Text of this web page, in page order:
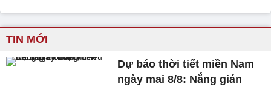
TIN MỚI
Dự báo thời tiết miền Nam
ngày mai 8/8: Nắng gián